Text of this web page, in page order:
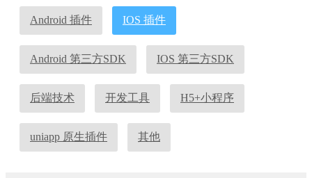
Android 插件 IOS 插件
Android 第三方SDK IOS 第三方SDK
后端技术 开发工具 H5+小程序
uniapp 原生插件 其他